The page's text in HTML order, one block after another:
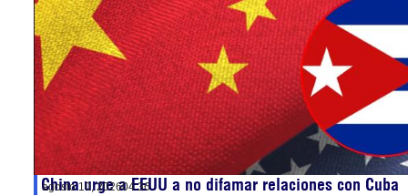
China urge a EEUU a no difamar relaciones con Cuba
agosto 10, 202604:36